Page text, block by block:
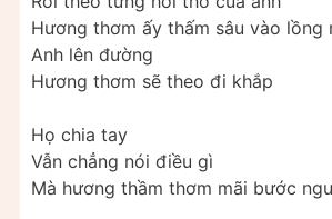
Hương thơm ấy thấm sâu vào lồng
Anh lên đường
Hương thơm sẽ theo đi khắp
Họ chia tay
Vẫn chẳng nói điều gì
Mà hương thầm thơm mãi bước